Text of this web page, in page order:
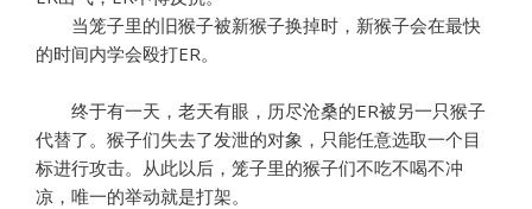
当笼子里的旧猴子被新猴子换掉时，新猴子会在最快
的时间内学会殴打ER。
终于有一天，老天有眼，历尽沧桑的ER被另一只猴子
代替了。猴子们失去了发泄的对象，只能任意选取一个目
标进行攻击。从此以后，笼子里的猴子们不吃不喝不冲
凉，唯一的举动就是打架。